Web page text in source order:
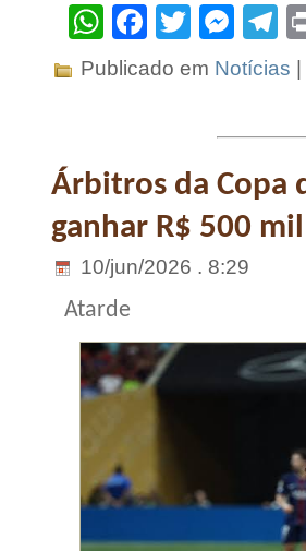
WhatsApp
Facebook
Twitter
Publicado em Notícias |
Árbitros da Copa
ganhar R$ 500 mil
10/jun/2026 . 8:29
Atarde